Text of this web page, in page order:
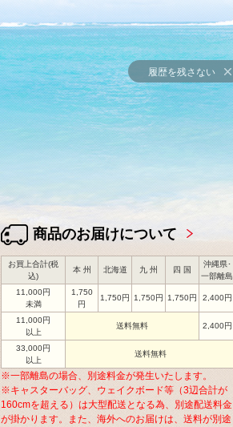
履歴を残さない
商品のお届けについて
お買上合計(税
込)
本 州 北海道 九 州 四 国
沖縄県･
一部離島
11,000円
未満
1,750
円
1,750円 1,750円 1,750円 2,400円
11,000円
以上
送料無料 2,400円
33,000円
以上
送料無料
※一部離島の場合、別途料金が発生いたします。
※キャスターバッグ、ウェイクボード等（3辺合計が
160cmを超える）は大型配送となる為、別途配送料金
が掛かります。また、海外へのお届けは、送料が別途